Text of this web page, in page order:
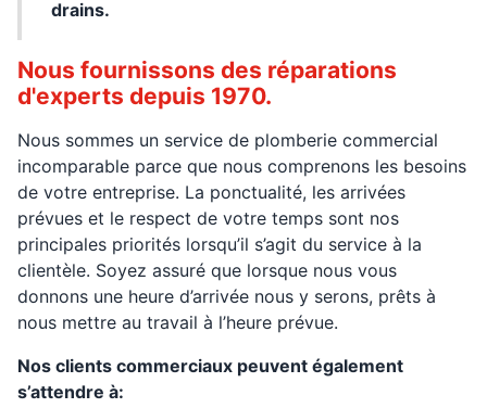
drains.
Nous fournissons des réparations
d'experts depuis 1970.
Nous sommes un service de plomberie commercial
incomparable parce que nous comprenons les besoins
de votre entreprise. La ponctualité, les arrivées
prévues et le respect de votre temps sont nos
principales priorités lorsqu’il s’agit du service à la
clientèle. Soyez assuré que lorsque nous vous
donnons une heure d’arrivée nous y serons, prêts à
nous mettre au travail à l’heure prévue.
Nos clients commerciaux peuvent également
s’attendre à: